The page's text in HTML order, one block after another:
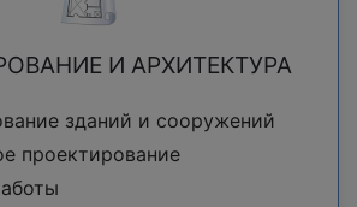
И АРХИТЕКТУРА
зданий и сооружений
проектирование